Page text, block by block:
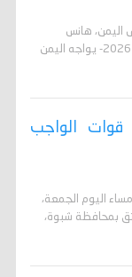
اليمن، هانس
غروندبرغ، بشأن الوضع في اليمن عمّان، 7 آبأغسطس 2026- يواجه اليمن
الواجب
اليوم الجمعة،
بمحافظة شبوة،